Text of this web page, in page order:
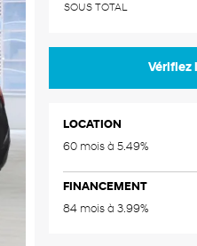
SOUS TOTAL
LOCATION
60 mois à 5.49%
FINANCEMENT
84 mois à 3.99%